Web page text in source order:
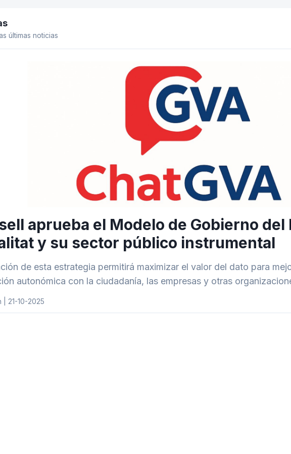
últimas noticias
aprueba el Modelo de Gobierno del
y su sector público instrumental
de esta estrategia permitirá maximizar el valor del dato para
autonómica con la ciudadanía, las empresas y otras
| 21-10-2025